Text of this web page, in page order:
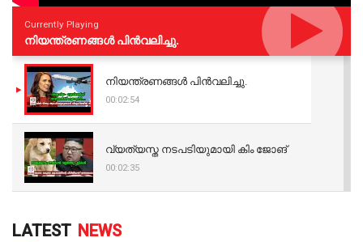
Currently Playing
നിയന്ത്രണങ്ങള്‍ പിന്‍വലിച്ചു.
നിയന്ത്രണങ്ങള്‍ പിന്‍വലിച്ചു.
00:02:54
വ്യത്യസ്ത നടപടിയുമായി കിം ജോങ്
00:02:35
LATEST NEWS